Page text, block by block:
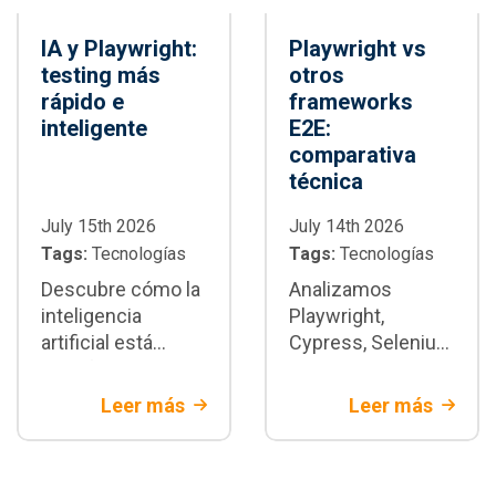
IA y Playwright:
testing más
rápido e
inteligente
July 15th 2026
Tags: Tecnologías
Descubre cómo la
inteligencia
artificial está
automatización de
Playwright:
Leer más
Playwright vs
otros
frameworks
E2E:
comparativa
técnica
July 14th 2026
Tags: Tecnologías
Analizamos
Playwright,
Cypress, Selenium
criterios técnicos
Descubre cuándo
Leer más